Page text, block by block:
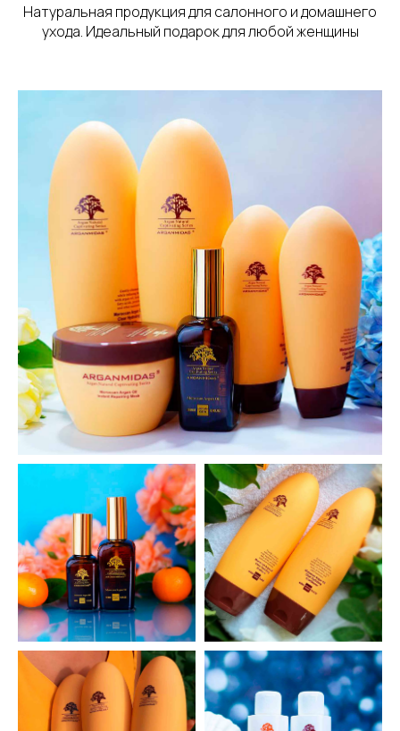
Натуральная продукция для салонного и домашнего
ухода. Идеальный подарок для любой женщины